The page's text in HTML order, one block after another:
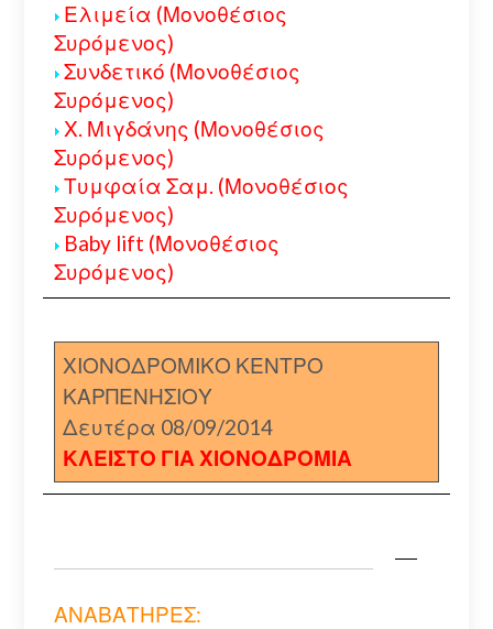
Ελιμεία (Μονοθέσιος
Συρόμενος)
Συνδετικό (Μονοθέσιος
Συρόμενος)
Χ. Μιγδάνης (Μονοθέσιος
Συρόμενος)
Τυμφαία Σαμ. (Μονοθέσιος
Συρόμενος)
Baby lift (Μονοθέσιος
Συρόμενος)
ΧΙΟΝΟΔΡΟΜΙΚΟ ΚΕΝΤΡΟ
ΚΑΡΠΕΝΗΣΙΟΥ
Δευτέρα 08/09/2014
ΚΛΕΙΣΤΟ ΓΙΑ ΧΙΟΝΟΔΡΟΜΙΑ
ΑΝΑΒΑΤΗΡΕΣ: